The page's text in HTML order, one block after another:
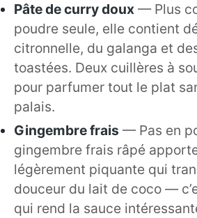
Pâte de curry doux — Plus
poudre seule, elle contient
citronnelle, du galanga et
toastées. Deux cuillères à
pour parfumer tout le plat
palais.
Gingembre frais — Pas en
gingembre frais râpé
légèrement piquante qui
douceur du lait de coco —
qui rend la sauce